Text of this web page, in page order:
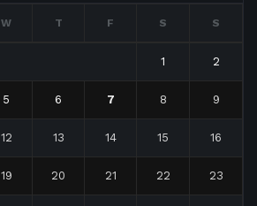
W T F S S
1 2
5 6 7 8 9
12 13 14 15 16
19 20 21 22 23